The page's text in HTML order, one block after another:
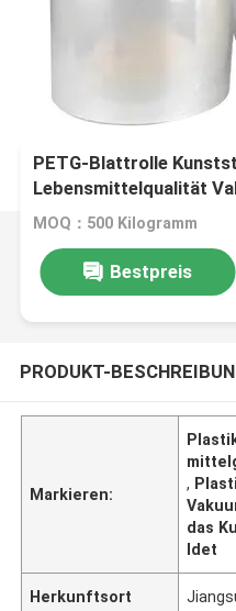
PETG-Blattrolle
Lebensmittelqualität
Kunststoffplatten
MOQ：500 Kilogramm
Bestpreis
PRODUKT-
Markieren:
,
das
ldet
Herkunftsort